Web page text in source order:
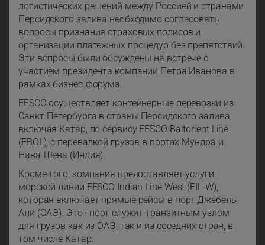
логистических решений между Россией и странами
Персидского залива необходимо согласовать
вопросы признания страховых полисов и
организации платежных процедур без препятствий.
Эти вопросы были обсуждены на встрече с
участием президента компании Петра Иванова в
рамках бизнес-форума.
FESCO осуществляет контейнерные перевозки из
Санкт-Петербурга в страны Персидского залива,
включая Катар, по сервису FESCO Baltorient Line
(FBOL), с перевалкой грузов в портах Мундра и
Нава-Шева (Индия).
Кроме того, компания предоставляет услуги
морской линии FESCO Indian Line West (FIL-W),
которая включает прямые рейсы в порт Джебель-
Али (ОАЭ). Этот порт служит транзитным узлом
для грузов как из ОАЭ, так и из соседних стран, в
том числе Катар.